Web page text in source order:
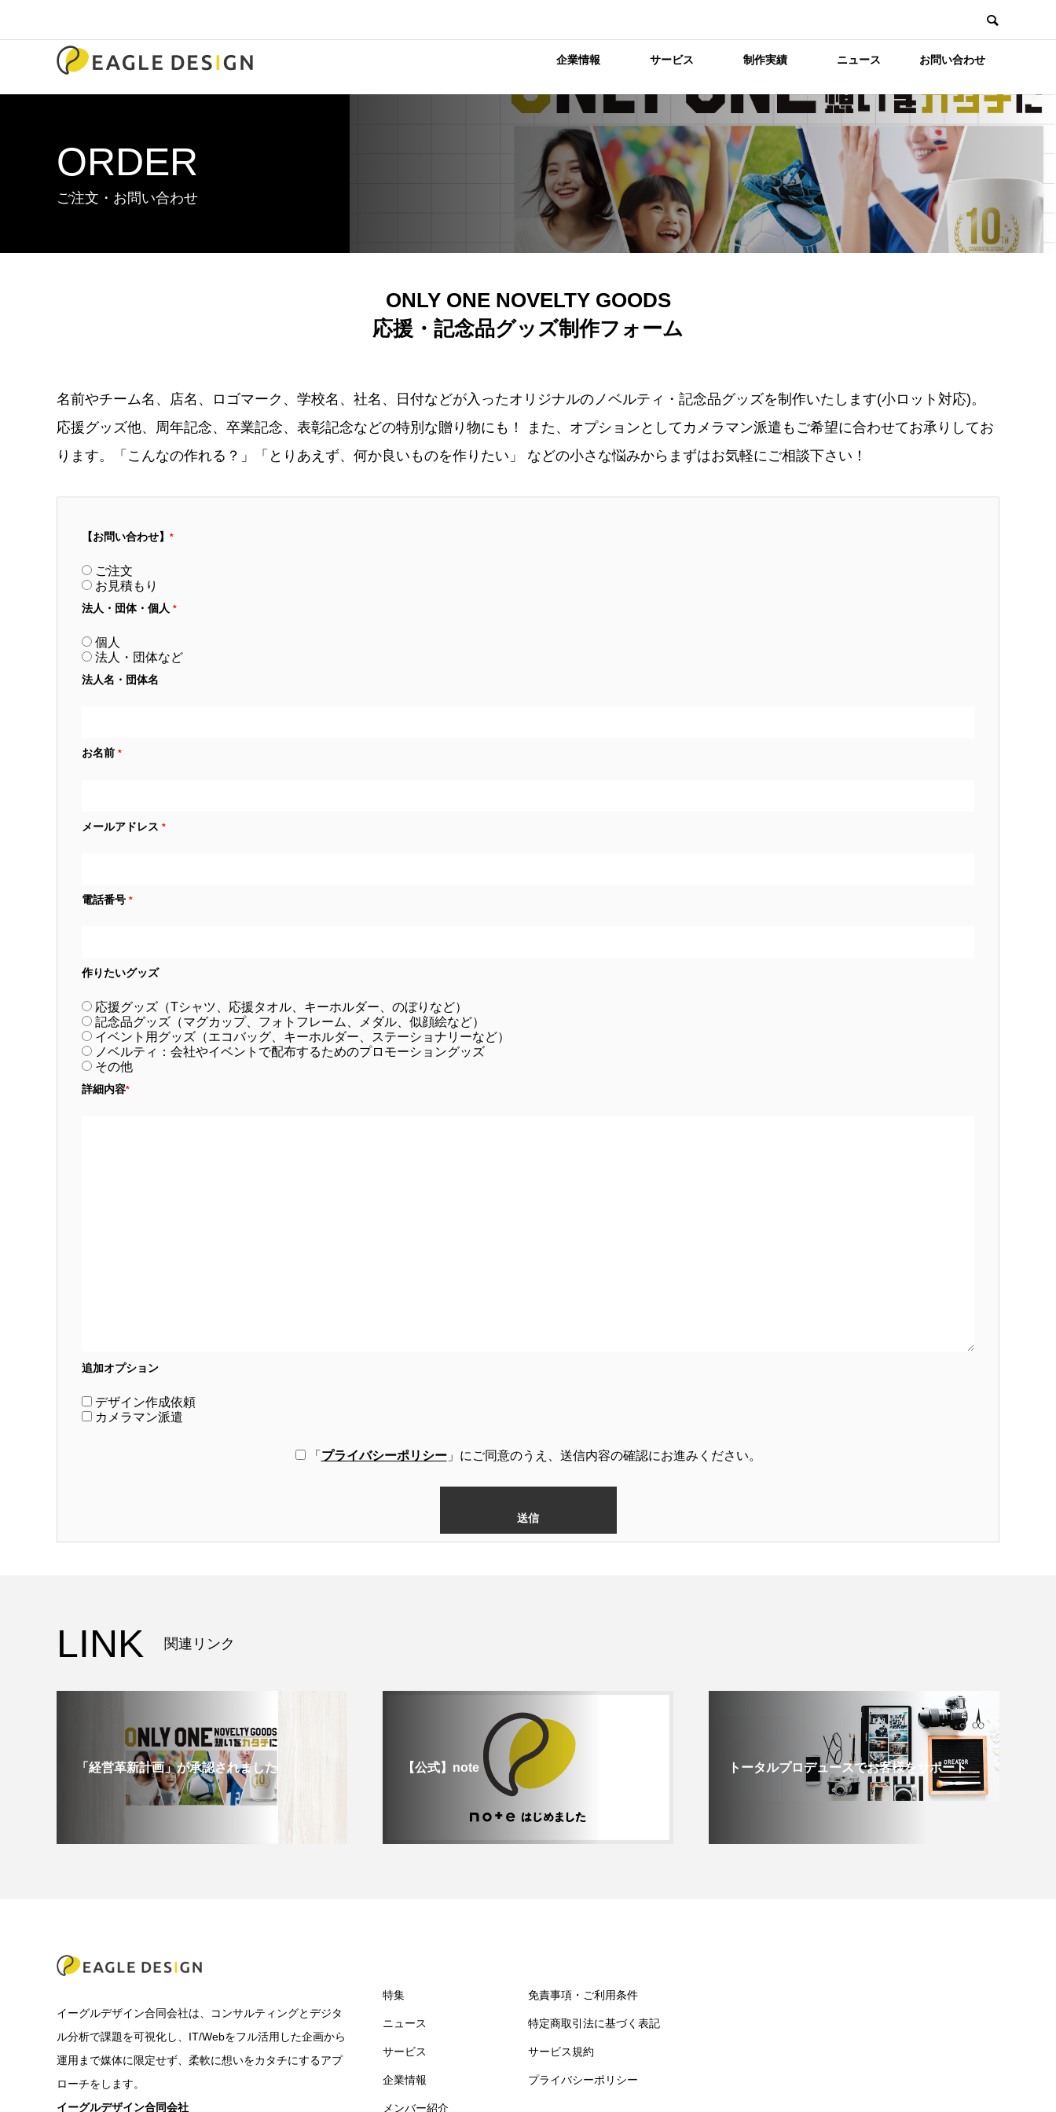
企業情報 サービス 制作実績 ニュース お問い合わせ
ORDER
ご注文・お問い合わせ
ONLY ONE NOVELTY GOODS
応援・記念品グッズ制作フォーム
名前やチーム名、店名、ロゴマーク、学校名、社名、日付などが入ったオリジナルのノベルティ・記念品グッズを制作いたします(小ロット対応)。
応援グッズ他、周年記念、卒業記念、表彰記念などの特別な贈り物にも！ また、オプションとしてカメラマン派遣もご希望に合わせてお承りしてお
ります。「こんなの作れる？」「とりあえず、何か良いものを作りたい」 などの小さな悩みからまずはお気軽にご相談下さい！
【お問い合わせ】 *
ご注文
お見積もり
法人・団体・個人 *
個人
法人・団体など
法人名・団体名
お名前 *
メールアドレス *
電話番号 *
作りたいグッズ
応援グッズ（Tシャツ、応援タオル、キーホルダー、のぼりなど）
記念品グッズ（マグカップ、フォトフレーム、メダル、似顔絵など）
イベント用グッズ（エコバッグ、キーホルダー、ステーショナリーなど）
ノベルティ：会社やイベントで配布するためのプロモーショングッズ
その他
詳細内容*
追加オプション
デザイン作成依頼
カメラマン派遣
「 プライバシーポリシー」にご同意のうえ、送信内容の確認にお進みください。
LINK 関連リンク
「経営革新計画」が承認されました 【公式】note トータルプロデュースでお客様をサポート
イーグルデザイン合同会社は、コンサルティングとデジタ
ル分析で課題を可視化し、IT/Webをフル活用した企画から
運用まで媒体に限定せず、柔軟に想いをカタチにするアプ
ローチをします。
イーグルデザイン合同会社
特集
ニュース
サービス
企業情報
メンバー紹介
免責事項・ご利用条件
特定商取引法に基づく表記
サービス規約
プライバシーポリシー